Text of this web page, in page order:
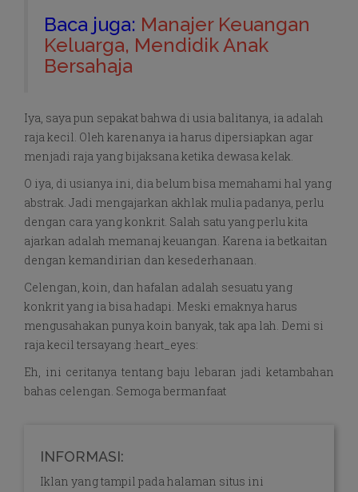
Baca juga: Manajer Keuangan
Keluarga, Mendidik Anak
Bersahaja
Iya, saya pun sepakat bahwa di usia balitanya, ia adalah
raja kecil. Oleh karenanya ia harus dipersiapkan agar
menjadi raja yang bijaksana ketika dewasa kelak.
O iya, di usianya ini, dia belum bisa memahami hal yang
abstrak. Jadi mengajarkan akhlak mulia padanya, perlu
dengan cara yang konkrit. Salah satu yang perlu kita
ajarkan adalah memanaj keuangan. Karena ia betkaitan
dengan kemandirian dan kesederhanaan.
Celengan, koin, dan hafalan adalah sesuatu yang
konkrit yang ia bisa hadapi. Meski emaknya harus
mengusahakan punya koin banyak, tak apa lah. Demi si
raja kecil tersayang :heart_eyes:
Eh, ini ceritanya tentang baju lebaran jadi ketambahan
bahas celengan. Semoga bermanfaat
INFORMASI:
Iklan yang tampil pada halaman situs ini